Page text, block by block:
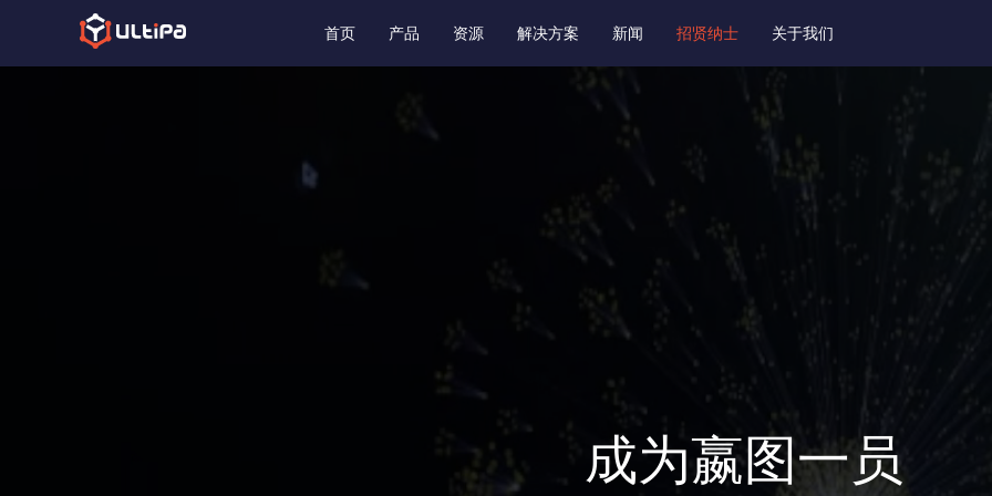
首页 产品 资源 解决方案 新闻 招贤纳士 关于我们
成为嬴图一员